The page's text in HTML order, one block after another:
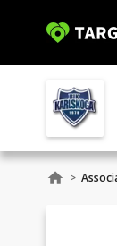
>